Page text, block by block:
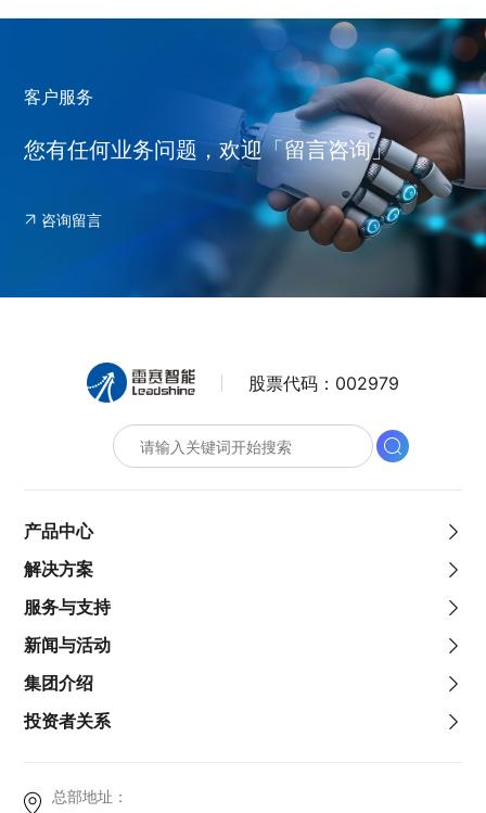
客户服务
您有任何业务问题，欢迎「留言咨询」
咨询留言
股票代码： 002979
总部地址：
产品中心
解决方案
服务与支持
新闻与活动
集团介绍
投资者关系